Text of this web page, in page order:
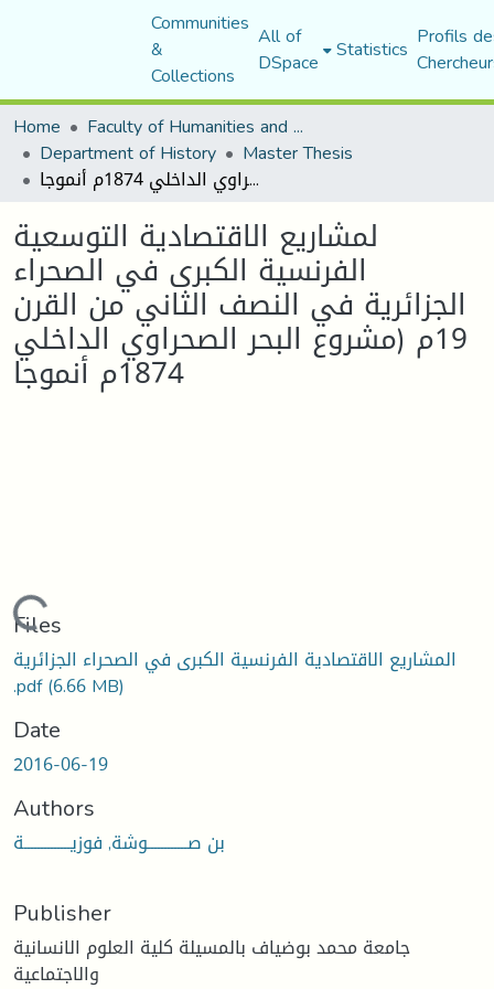
Communities
&
Collections
All of
DSpace Statistics Profils
Home
Faculty of Humanities and Social Sciences
Department of History Master Thesis
لمشاريع الاقتصادية التوسعية الفرنسية الكبرى في الصحراء الجزائرية في النصف الثاني من القرن 19م (مشروع البحر الصحراوي الداخلي 1874م أنموجا
لمشاريع الاقتصادية التوسعية
الفرنسية الكبرى في الصحراء
الجزائرية في النصف الثاني من القرن
19م (مشروع البحر الصحراوي الداخلي
1874م أنموجا
Loading...
Files
المشاريع الاقتصادية الفرنسية الكبرى في الصحراء الجزائرية
.pdf(6.66 MB)
Date
2016-06-19
Authors
بن صــــــــــــوشة, فوزيــــــــــــــة
Publisher
جامعة محمد بوضياف بالمسيلة كلية العلوم الانسانية
والاجتماعية